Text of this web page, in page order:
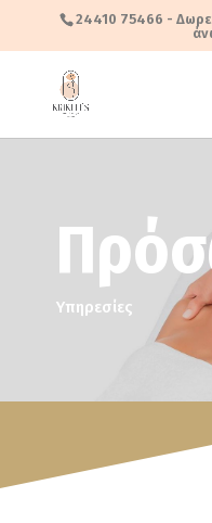
24410 75466 -
Υπηρεσίες